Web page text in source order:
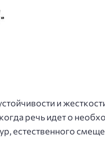
и
речь идет о
естественного